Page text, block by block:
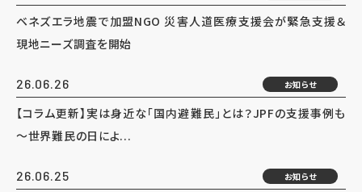
ベネズエラ地震で加盟NGO 災害人道医療支援会が緊急支援＆
現地ニーズ調査を開始
26.06.26 お知らせ
【コラム更新】実は身近な「国内避難民」とは？JPFの支援事例も
～世界難民の日によ...
26.06.25 お知らせ